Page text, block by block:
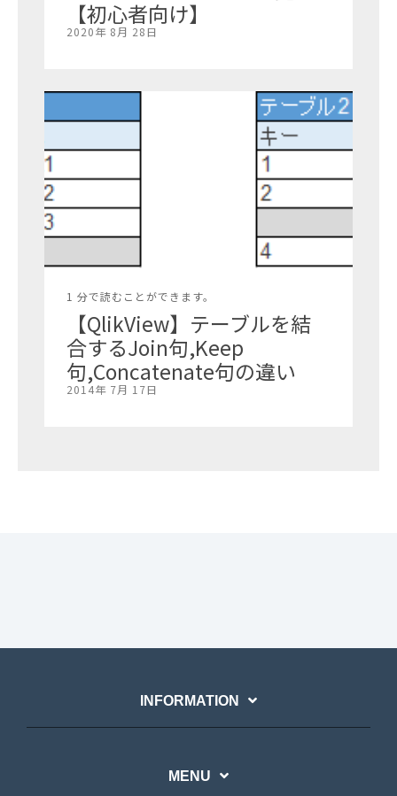
【初心者向け】
2020年 8月 28日
1 分で読むことができます。
【QlikView】テーブルを結
合するJoin句,Keep
句,Concatenate句の違い
2014年 7月 17日
INFORMATION
MENU